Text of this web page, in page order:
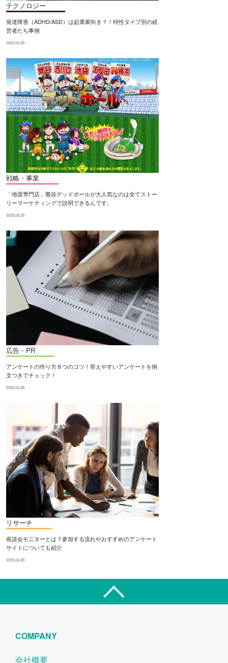
テクノロジー
発達障害（ADHD/ASD）は起業家向き？！特性タイプ別の経
営者たち事例
2025.04.28
戦略・事業
「地雷専門店」鶯谷デッドボールが大人気なのは全てストー
リーマーケティングで説明できるんです。
2025.04.28
広告・PR
アンケートの作り方８つのコツ！答えやすいアンケートを例
文つきでチェック！
2025.04.28
リサーチ
座談会モニターとは？参加する流れやおすすめのアンケート
サイトについても紹介
2025.04.28
COMPANY
会社概要